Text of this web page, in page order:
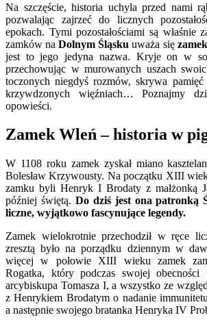
Na szczęście, historia uchyla przed nami
pozwalając zajrzeć do licznych
epokach. Tymi pozostałościami są właśnie
zamków naDolnym Śląsku uważa się
jest to jego jedyna nazwa. Kryje on w
przechowując w murowanych uszach
toczonych niegdyś rozmów, skrywa
krzywdzonych więźniach… Poznajmy
opowieści.
Zamek Wleń – historia w
W 1108 roku zamek zyskał miano
Bolesław Krzywousty. Na początku XIII
zamku byli Henryk I Brodaty z małżonką
później świętą. Do dziś jest ona patronką
liczne, wyjątkowo fascynujące legendy.
Zamek wielokrotnie przechodził w ręce
zresztą było na porządku dziennym w
więcej w połowie XIII wieku zamek
Rogatka, który podczas swojej obecności
arcybiskupa Tomasza I, a wszystko ze
z Henrykiem Brodatym o nadanie
a następnie swojego bratanka Henryka IV